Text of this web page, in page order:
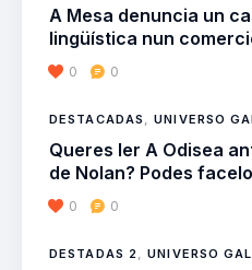
A Mesa denuncia un
lingüística nun
0 0
DESTACADAS ,UNIVERSO
Queres ler A Odisea
de Nolan? Podes
0 0
DESTADAS 2,UNIVERSO